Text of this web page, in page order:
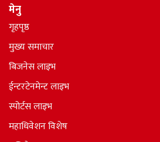
मेनु
गृहपृष्ठ
मुख्य समाचार
बिजनेस लाइभ
ईन्टरटेनमेन्ट लाइभ
स्पोर्टस लाइभ
महाधिवेशन विशेष